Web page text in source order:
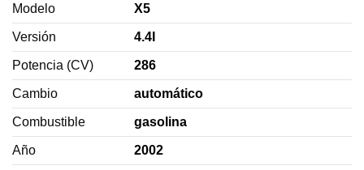
Modelo X5
Versión 4.4I
Potencia (CV) 286
Cambio automático
Combustible gasolina
Año 2002